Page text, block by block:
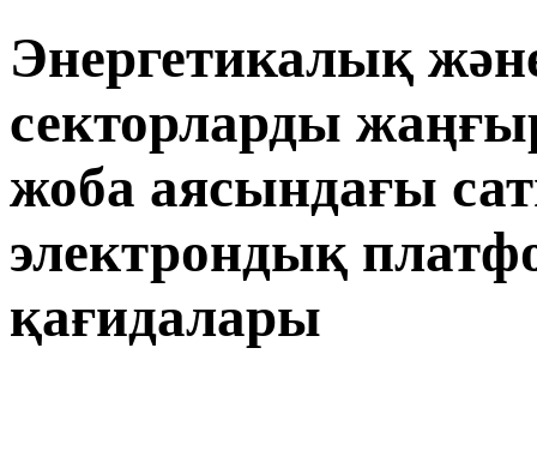
Энергетикалық
секторларды
жоба аясындағы
электрондық
қағидалары